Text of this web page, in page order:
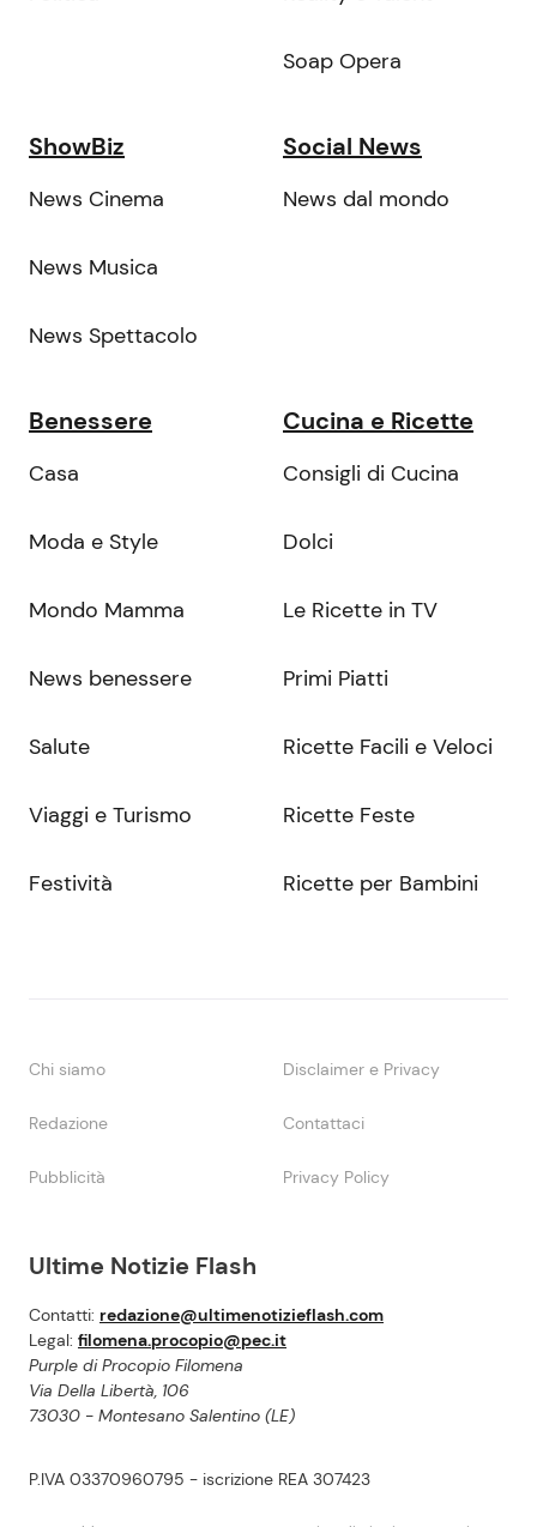
Ultime Notizie Flash
Contatti: redazione@ultimenotizieflash.com
Legal: filomena.procopio@pec.it
Purple di Procopio Filomena
Via Della Libertà, 106
73030 - Montesano Salentino (LE)
P.IVA 03370960795 - iscrizione REA 307423
Soap Opera
ShowBiz
News Cinema
News Musica
News Spettacolo
Social News
News dal mondo
Benessere
Casa
Moda e Style
Mondo Mamma
News benessere
Salute
Viaggi e Turismo
Festività
Cucina e Ricette
Consigli di Cucina
Dolci
Le Ricette in TV
Primi Piatti
Ricette Facili e Veloci
Ricette Feste
Ricette per Bambini
Chi siamo Disclaimer e Privacy
Redazione Contattaci
Pubblicità Privacy Policy